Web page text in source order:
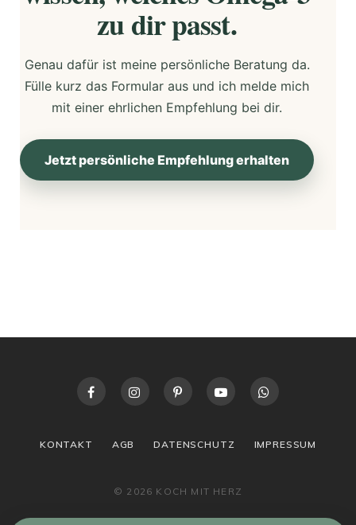
zu dir passt.
Genau dafür ist meine persönliche Beratung da.
Fülle kurz das Formular aus und ich melde mich
mit einer ehrlichen Empfehlung bei dir.
Jetzt persönliche Empfehlung erhalten
KONTAKT AGB DATENSCHUTZ IMPRESSUM
© 2026 KOCH MIT HERZ